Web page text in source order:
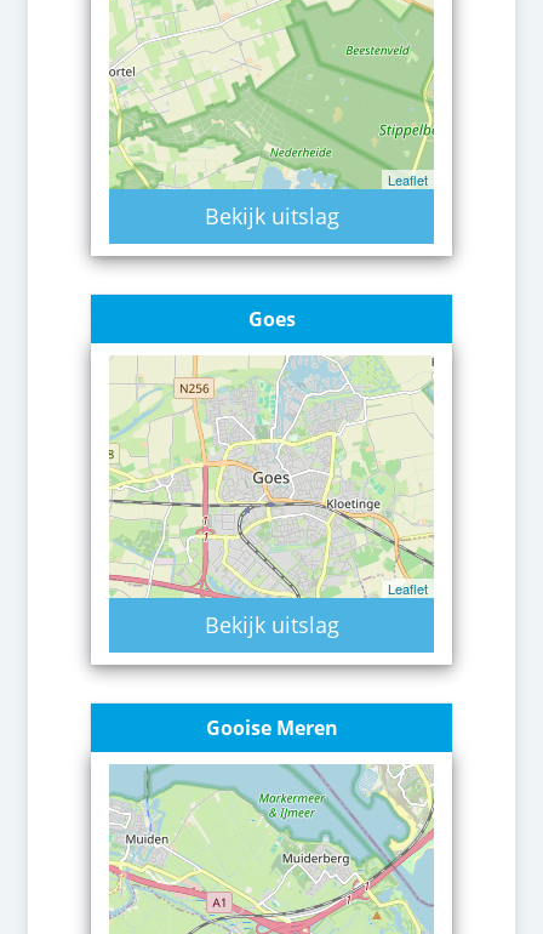
Leaflet
Bekijk uitslag
Goes
Leaflet
Bekijk uitslag
Gooise Meren